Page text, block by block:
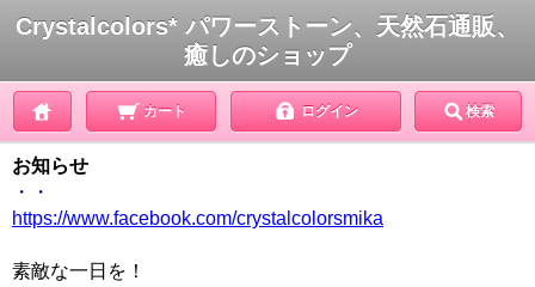
Crystalcolors* パワーストーン、天然石通販、
癒しのショップ
カート ログイン 検索
お知らせ
・・
https://www.facebook.com/crystalcolorsmika
素敵な一日を！